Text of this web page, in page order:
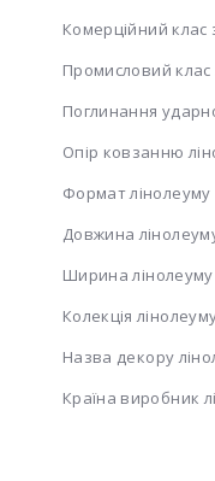
Комерційний клас
Промисловий клас
Поглинання
Опір ковзанню
Формат лінолеуму
Довжина
Ширина лінолеуму
Колекція
Назва декору
Країна виробник